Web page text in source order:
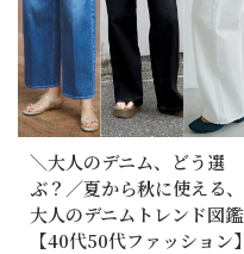
＼大人のデニム、どう選
ぶ？／夏から秋に使える、
大人のデニムトレンド図鑑
【40代50代ファッション】